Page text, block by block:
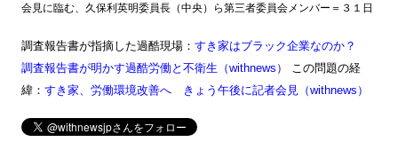
会見に臨む、久保利英明委員長（中央）ら第三者委員会メンバー＝３１日
調査報告書が指摘した過酷現場： すき家はブラック企業なのか？
調査報告書が明かす過酷労働と不衛生（withnews）
この問題の経
緯： すき家、労働環境改善へ きょう午後に記者会見（withnews）